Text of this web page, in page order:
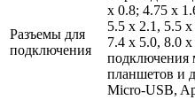
Разъемы для
подключения
х 0.8; 4.75 х
5.5 х 2.1, 5.5
7.4 х 5.0, 8.0
подключения
планшетов и
Micro-USB,